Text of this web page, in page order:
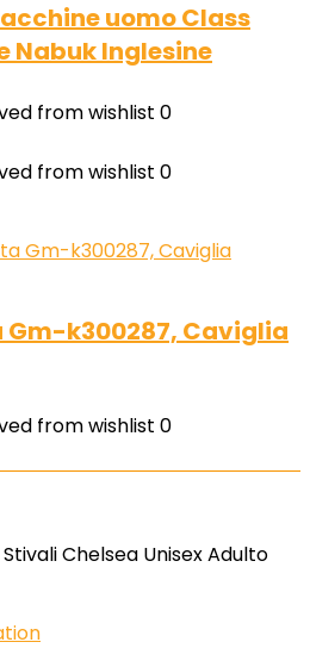
uomo Class
Nabuk Inglesine
from wishlist 0
from wishlist 0
Gm-k300287, Caviglia
from wishlist 0
Chelsea Unisex Adulto